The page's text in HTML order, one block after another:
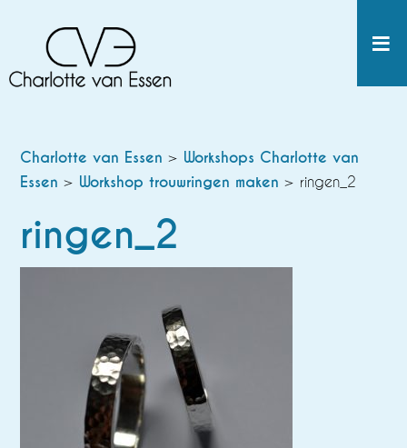
Charlotte van Essen > Workshops Charlotte van
Essen > Workshop trouwringen maken > ringen_2
ringen_2